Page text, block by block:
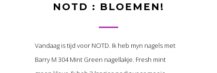
NOTD : BLOEMEN!
Vandaag is tijd voor NOTD. Ik heb myn nagels met
Barry M 304 Mint Green nagellakje. Fresh mint